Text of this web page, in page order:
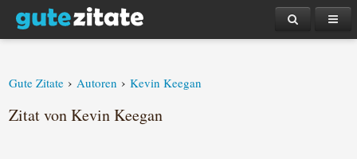
Gute Zitate › Autoren › Kevin Keegan
Zitat von Kevin Keegan